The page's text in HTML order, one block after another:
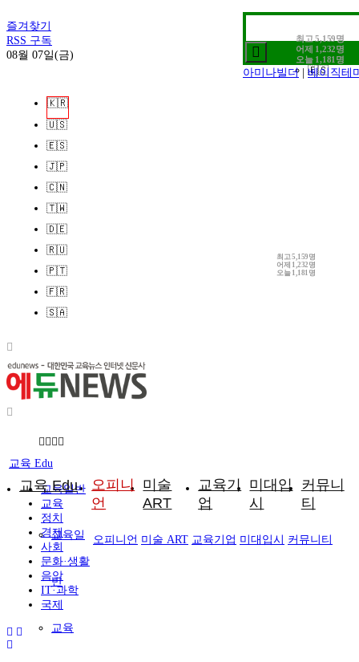
즐겨찾기
RSS 구독
08월 07일(금)
🇺🇸
🇪🇸
로그인
회원가입
최고5,159명
어제 1,232명
오늘 1,181명
아미나빌더
베이직테
🇰🇷
🇺🇸
🇪🇸
🇯🇵
🇨🇳
🇹🇼
🇩🇪
🇷🇺
🇵🇹
🇫🇷
🇸🇦
최고5,159명
어제 1,232명
오늘 1,181명
교육 Edu
교육일
반
교육
오피니
언
미술
ART
교육기
업
미대입
시
커뮤니
티
교육 Edu
교육일반
교육
정치
경제
사회
문화·생활
음악
IT·과학
국제
오피니언 미술 ART 교육기업 미대입시 커뮤니티